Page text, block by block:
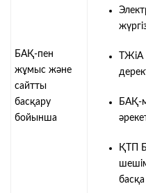
БАҚ-пен
жұмыс және
сайтты
басқару
бойынша
БАҚ-
ҚТП